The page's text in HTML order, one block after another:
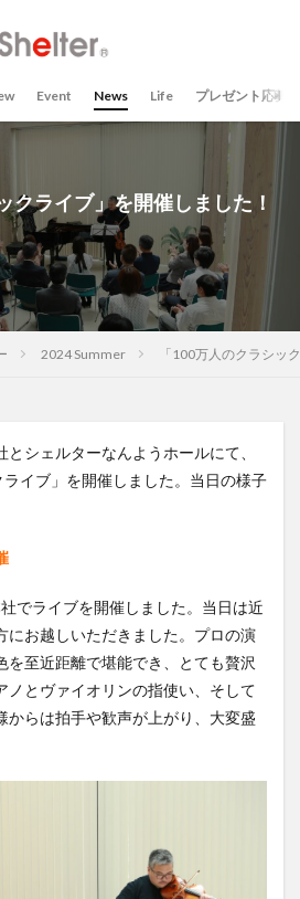
Event News Life プレゼント応募
クライブ」を開催しました！
2024 Summer 「100万人のクラシッ
シェルターなんようホールにて、
ライブ」を開催しました。当日の様子
でライブを開催しました。当日は近
にお越しいただきました。プロの演
を至近距離で堪能でき、とても贅沢
ノとヴァイオリンの指使い、そして
からは拍手や歓声が上がり、大変盛